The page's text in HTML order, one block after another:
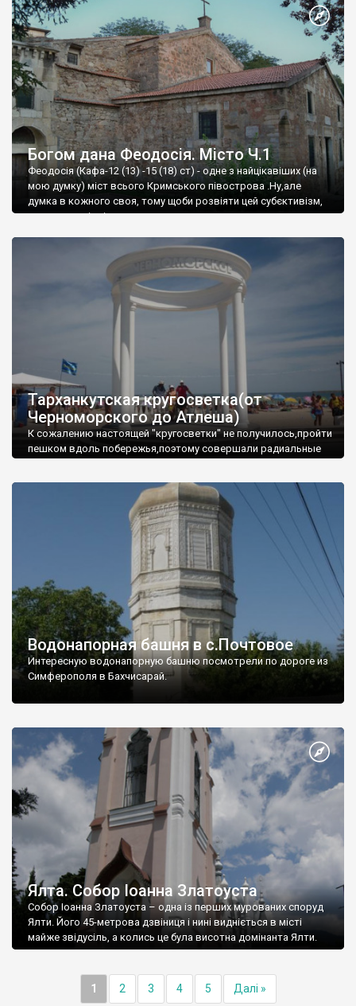
Богом дана Феодосія. Місто Ч.1
Феодосія (Кафа-12 (13) -15 (18) ст) - одне з найцікавіших (на
мою думку) міст всього Кримського півострова .Ну,але
думка в кожного своя, тому щоби розвіяти цей субєктивізм,
запрошую відвідати це
Тарханкутская кругосветка(от
Черноморского до Атлеша)
К сожалению настоящей "кругосветки" не получилось,пройти
пешком вдоль побережья,поэтому совершали радиальные
Водонапорная башня в с.Почтовое
Интересную водонапорную башню посмотрели по дороге из
Симферополя в Бахчисарай.
Ялта. Собор Іоанна Златоуста
Собор Іоанна Златоуста – одна із перших мурованих споруд
Ялти. Його 45-метрова дзвіниця і нині видніється в місті
майже звідусіль, а колись це була висотна домінанта Ялти.
1 2 3 4 5 Далі »